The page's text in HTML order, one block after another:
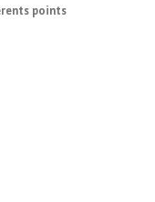
points